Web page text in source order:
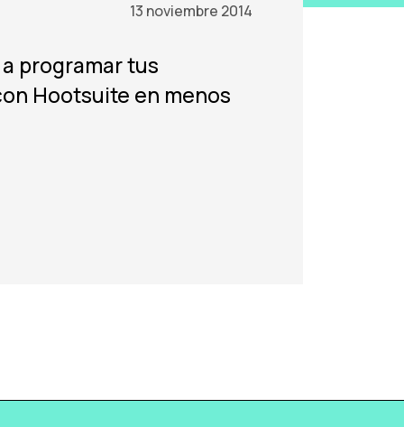
13 noviembre 2014
programar tus
Hootsuite en menos